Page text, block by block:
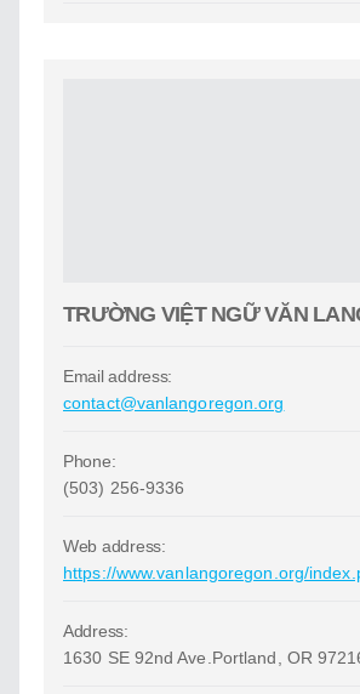
TRƯỜNG VIỆT NGỮ VĂN
Email address:
contact@vanlangoregon.org
Phone:
(503) 256-9336
Web address:
https://www.vanlangoregon.org/
Address:
1630 SE 92nd Ave.Portland, OR